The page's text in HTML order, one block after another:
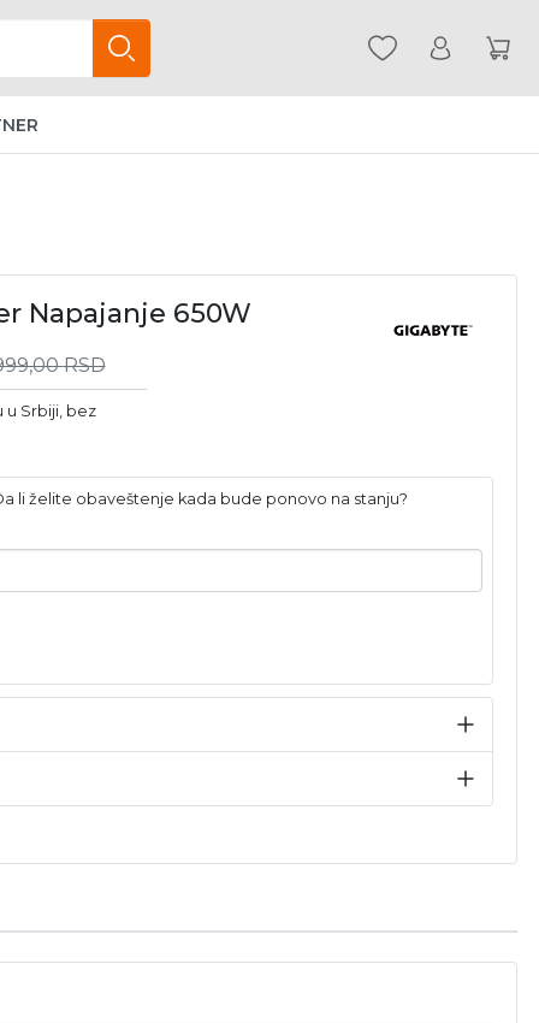
Napajanje 650W
RSD
u Srbiji, bez
li želite obaveštenje kada bude ponovo na stanju?